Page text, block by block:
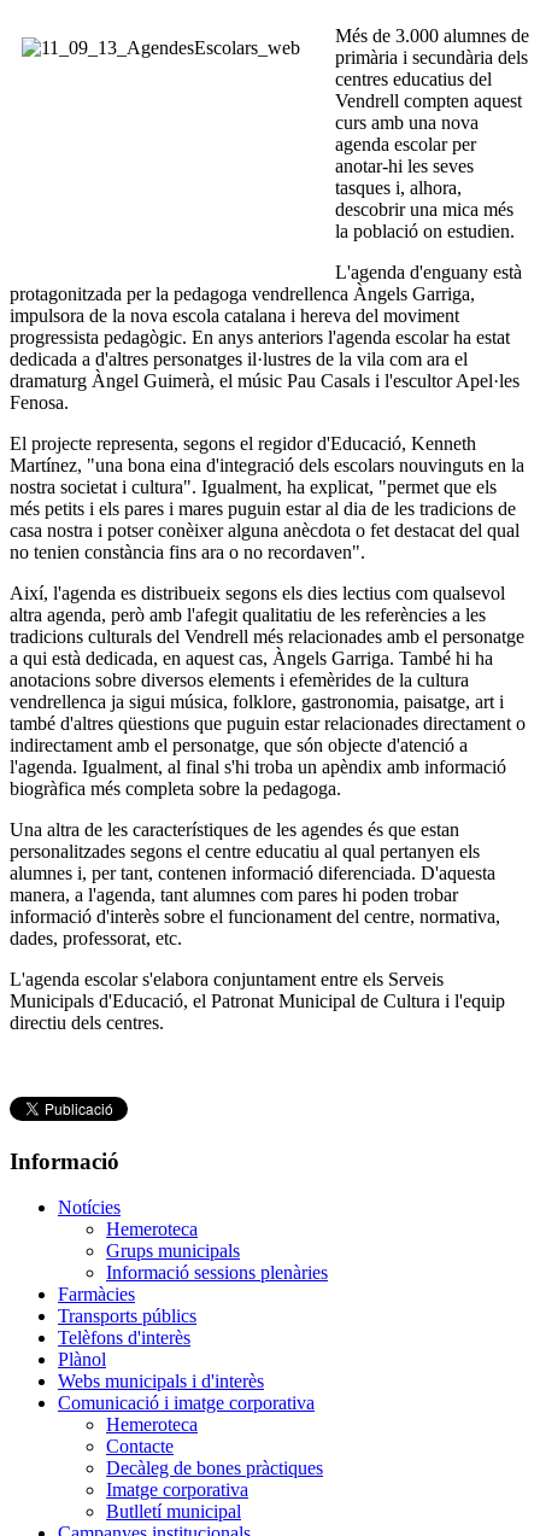
Més de 3.000 alumnes de
primària i secundària dels
centres educatius del
Vendrell compten aquest
curs amb una nova
agenda escolar per
anotar-hi les seves
tasques i, alhora,
descobrir una mica més
la població on estudien.
L'agenda d'enguany està
protagonitzada per la pedagoga vendrellenca Àngels Garriga,
impulsora de la nova escola catalana i hereva del moviment
progressista pedagògic. En anys anteriors l'agenda escolar ha estat
dedicada a d'altres personatges il·lustres de la vila com ara el
dramaturg Àngel Guimerà, el músic Pau Casals i l'escultor Apel·les
Fenosa.
El projecte representa, segons el regidor d'Educació, Kenneth
Martínez, "una bona eina d'integració dels escolars nouvinguts en la
nostra societat i cultura". Igualment, ha explicat, "permet que els
més petits i els pares i mares puguin estar al dia de les tradicions de
casa nostra i potser conèixer alguna anècdota o fet destacat del qual
no tenien constància fins ara o no recordaven".
Així, l'agenda es distribueix segons els dies lectius com qualsevol
altra agenda, però amb l'afegit qualitatiu de les referències a les
tradicions culturals del Vendrell més relacionades amb el personatge
a qui està dedicada, en aquest cas, Àngels Garriga. També hi ha
anotacions sobre diversos elements i efemèrides de la cultura
vendrellenca ja sigui música, folklore, gastronomia, paisatge, art i
també d'altres qüestions que puguin estar relacionades directament o
indirectament amb el personatge, que són objecte d'atenció a
l'agenda. Igualment, al final s'hi troba un apèndix amb informació
biogràfica més completa sobre la pedagoga.
Una altra de les característiques de les agendes és que estan
personalitzades segons el centre educatiu al qual pertanyen els
alumnes i, per tant, contenen informació diferenciada. D'aquesta
manera, a l'agenda, tant alumnes com pares hi poden trobar
informació d'interès sobre el funcionament del centre, normativa,
dades, professorat, etc.
L'agenda escolar s'elabora conjuntament entre els Serveis
Municipals d'Educació, el Patronat Municipal de Cultura i l'equip
directiu dels centres.
Informació
Notícies
Hemeroteca
Grups municipals
Informació sessions plenàries
Farmàcies
Transports públics
Telèfons d'interès
Plànol
Webs municipals i d'interès
Comunicació i imatge corporativa
Hemeroteca
Contacte
Decàleg de bones pràctiques
Imatge corporativa
Butlletí municipal